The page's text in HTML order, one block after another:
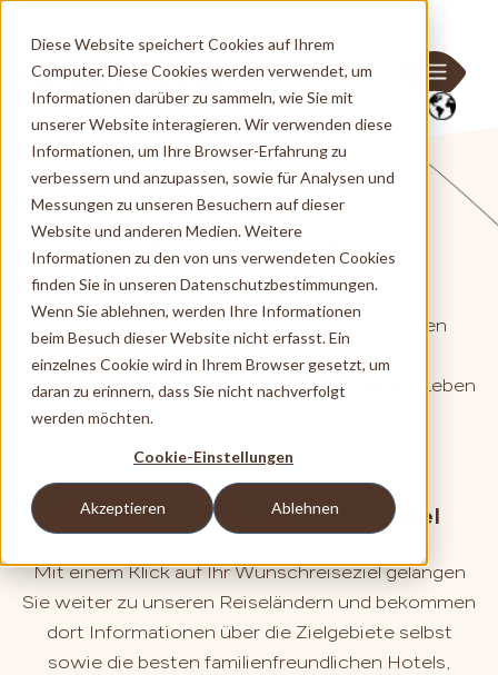
Diese Website speichert Cookies auf Ihrem
Computer. Diese Cookies werden verwendet, um
Informationen darüber zu sammeln, wie Sie mit
unserer Website interagieren. Wir verwenden diese
Informationen, um Ihre Browser-Erfahrung zu
verbessern und anzupassen, sowie für Analysen und
Messungen zu unseren Besuchern auf dieser
Website und anderen Medien. Weitere
Informationen zu den von uns verwendeten Cookies
finden Sie in unseren Datenschutzbestimmungen.
Wenn Sie ablehnen, werden Ihre Informationen
beim Besuch dieser Website nicht erfasst. Ein
einzelnes Cookie wird in Ihrem Browser gesetzt, um
daran zu erinnern, dass Sie nicht nachverfolgt
werden möchten.
Cookie-Einstellungen
Akzeptieren Ablehnen
Reiseziele
Reisen mit der Familie öffnet Türen zu neuen
Abenteuern, bringt uns näher
zusammen und schafft Erinnerungen, die ein Leben
Finden Sie Ihr nächstes Reiseziel
Mit einem Klick auf Ihr Wunschreiseziel gelangen
Sie weiter zu unseren Reiseländern und bekommen
dort Informationen über die Zielgebiete selbst
sowie die besten familienfreundlichen Hotels,